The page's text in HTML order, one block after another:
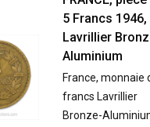
5 Francs 1946,
Lavrillier
Aluminium
France, monnaie
francs Lavrillier
Bronze-